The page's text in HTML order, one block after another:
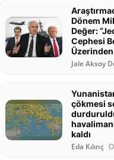
Dönem
Değer:
Cephesi
Jale Aksoy
çökmesi
kaldı
Eda Kılınç